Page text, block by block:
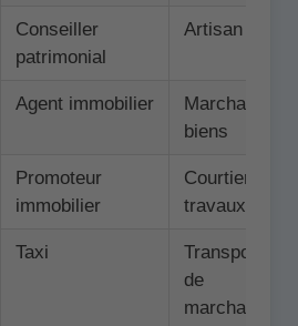
Conseiller
patrimonial
Artisan
Agent immobilier
Marchand de
biens
Promoteur
immobilier
Courtier en
travaux
Taxi
Transporteur
de